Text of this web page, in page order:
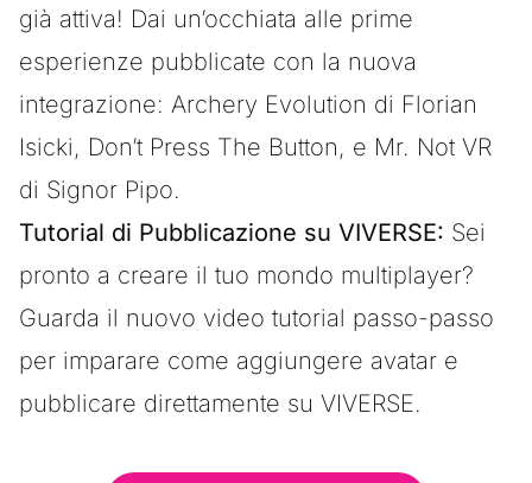
già attiva! Dai un’occhiata alle prime
esperienze pubblicate con la nuova
integrazione: Archery Evolution di Florian
Isicki, Don’t Press The Button, e Mr. Not VR
di Signor Pipo.
Tutorial di Pubblicazione su VIVERSE: Sei
pronto a creare il tuo mondo multiplayer?
Guarda il nuovo video tutorial passo-passo
per imparare come aggiungere avatar e
pubblicare direttamente su VIVERSE.